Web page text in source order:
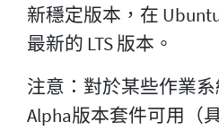
新穩定版本，在
最新的 LTS 版本。
注意：對於某些作業
Alpha版本套件可用（